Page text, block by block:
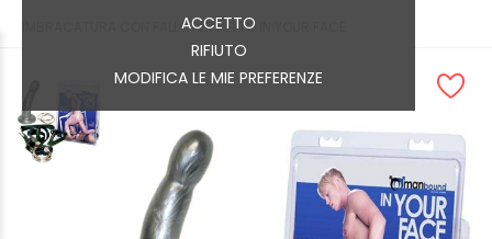
ACCETTO
RIFIUTO
MODIFICA LE MIE PREFERENZE
IMBRACATURA CON FALLO PER PETTO IN YOUR FACE